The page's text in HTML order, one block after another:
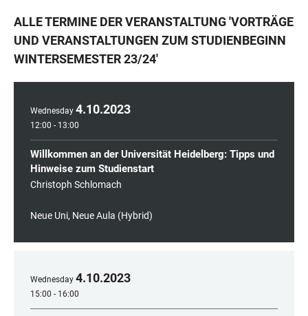
ALLE TERMINE DER VERANSTALTUNG'VORTRÄGE
UND VERANSTALTUNGEN ZUM STUDIENBEGINN
WINTERSEMESTER 23/24'
Wednesday 4.10.2023
12:00 - 13:00
Willkommen an der Universität Heidelberg: Tipps und
Hinweise zum Studienstart
Christoph Schlomach
Neue Uni, Neue Aula (Hybrid)
Wednesday 4.10.2023
15:00 - 16:00